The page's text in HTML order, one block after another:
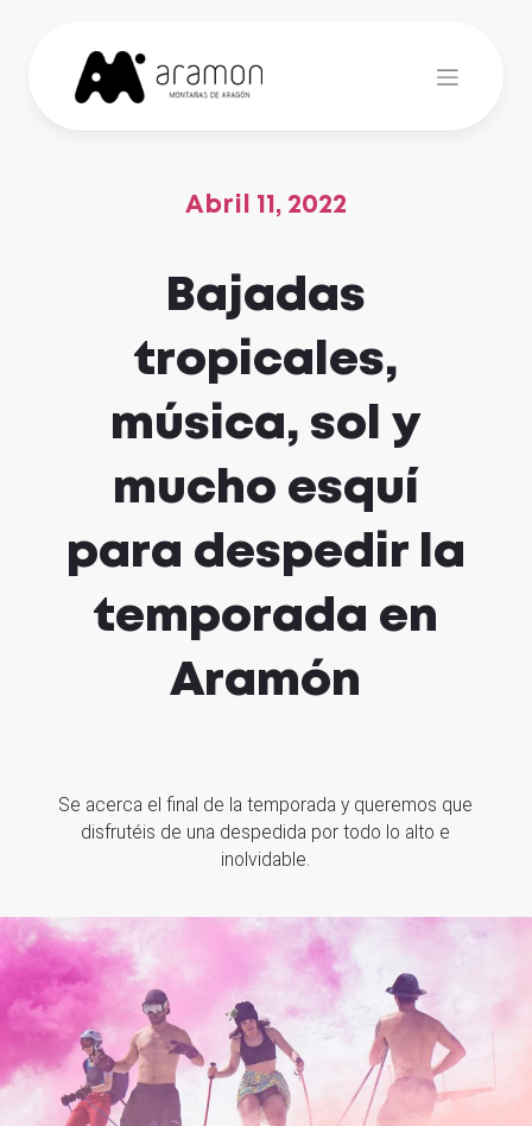
Abril 11, 2022
Bajadas
tropicales,
música, sol y
mucho esquí
para despedir la
temporada en
Aramón
Se acerca el final de la temporada y queremos que
disfrutéis de una despedida por todo lo alto e
inolvidable.